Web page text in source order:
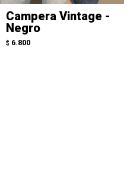
Campera Vintage -
Negro
$ 6.800